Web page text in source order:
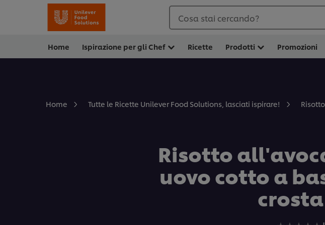
Cosa stai cercando?
Home Ispirazione per gli Chef Ricette Prodotti Promozioni
Home Tutte le Ricette Unilever Food Solutions, lasciati ispirare!
Risotto
uovo cotto a